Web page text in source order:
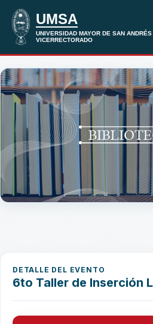
DETALLE DEL EVENTO
6to Taller de Inserción